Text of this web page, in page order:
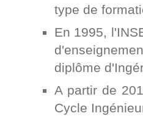
type de
En 1995,
diplôme
A partir de
Cycle